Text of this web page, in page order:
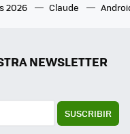
2026 Claude
NEWSLETTER
SUSCRIBIR